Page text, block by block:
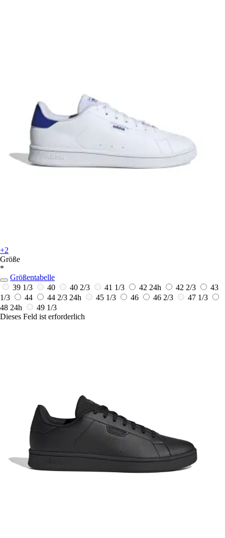
+2
Größe
*
Größentabelle
39 1/3
40 40 2/3 41 1/3 42 24h 42 2/3
43
1/3
44 44 2/3 24h 45 1/3 46 46 2/3
47 1/3
48 24h
49 1/3
Dieses Feld ist erforderlich